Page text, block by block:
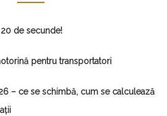
de secunde!
pentru transportatori
– ce se schimbă, cum se calculează